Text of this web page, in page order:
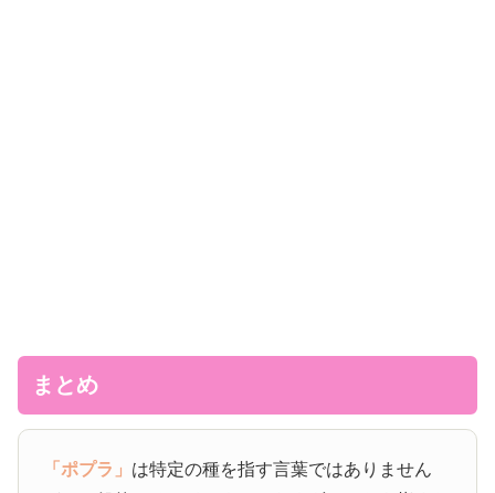
まとめ
「ポプラ」 は特定の種を指す言葉ではありません